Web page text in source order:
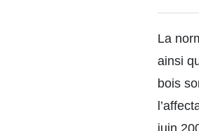
La
ainsi
bois
juin